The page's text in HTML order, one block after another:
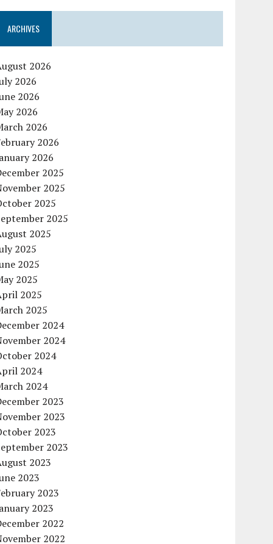
ARCHIVES
2026
2026
2026
2026
2026
2026
2026
2025
2025
2025
2025
2025
2025
2025
2025
2025
2025
2024
2024
2024
2024
2024
2023
2023
2023
2023
2023
2023
2023
2023
2022
2022